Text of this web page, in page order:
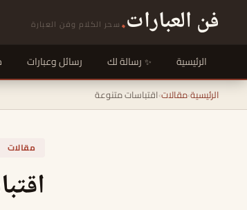
فن العبارات. سحر الكلام وفن العبارة
الرئيسية رسالة لك رسائل وعبارات
الرئيسية›مقالات›اقتباسات متنوعة
مقالات